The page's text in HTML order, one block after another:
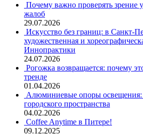
Почему важно проверять зрение
жалоб
29.07.2026
Искусство без границ: в Санкт-
художественная и
Иннопрактики
24.07.2026
Рогожка возвращается: почему
тренде
01.04.2026
Алюминиевые опоры освещения:
городского пространства
04.02.2026
Coffee Anytime в Питере!
09.12.2025